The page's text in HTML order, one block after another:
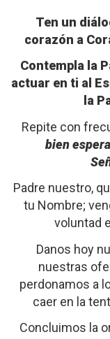
Ten un
corazón a
Contempla la
actuar en ti al
la
Repite con
bien
Padre nuestro,
tu Nombre;
voluntad
Danos hoy
nuestras
perdonamos a
caer en la
Concluimos la